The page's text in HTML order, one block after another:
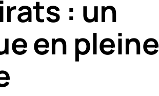
: un
en pleine